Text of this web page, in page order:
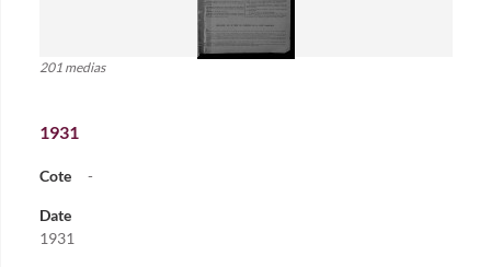
201 medias
1931
Cote -
Date
1931